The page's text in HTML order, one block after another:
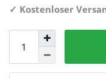
✓ Kostenloser